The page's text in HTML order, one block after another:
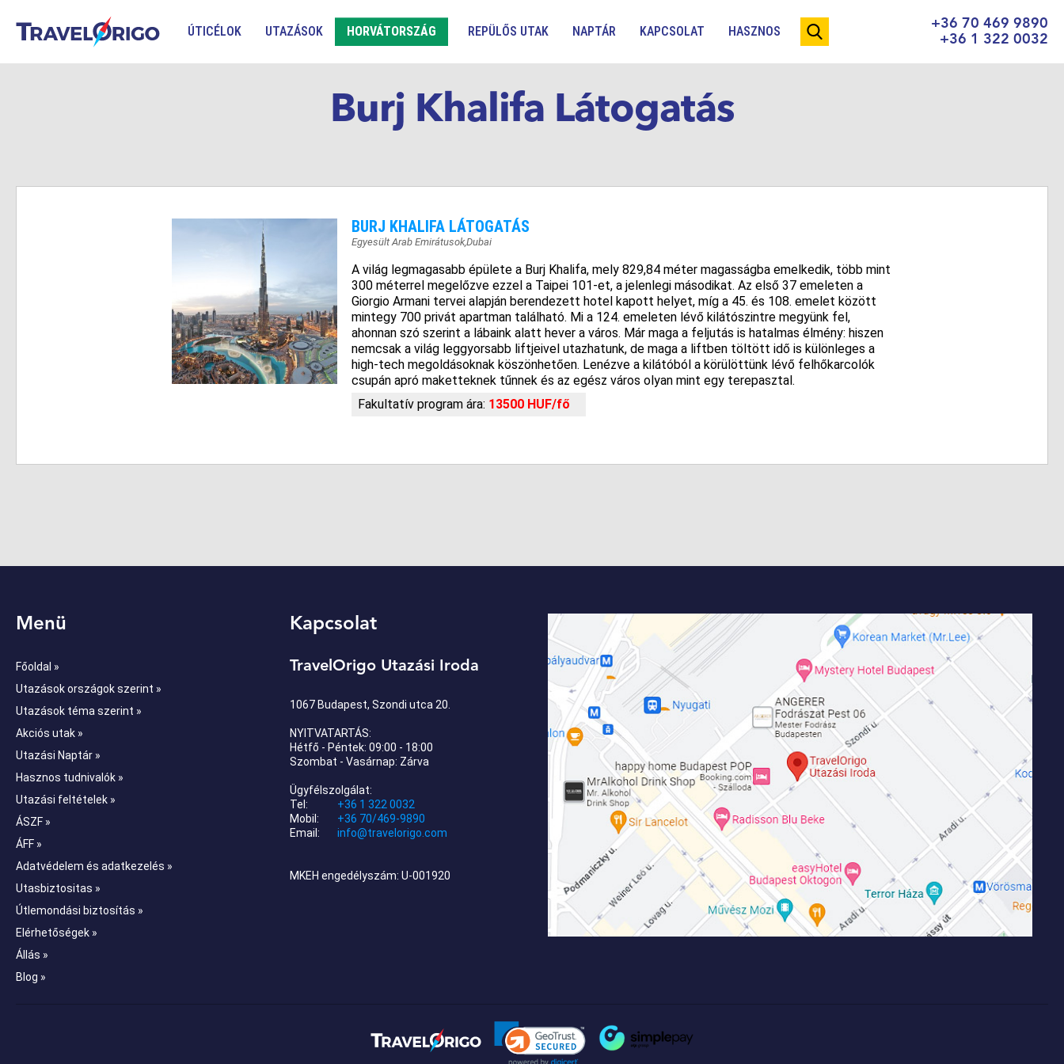
ÚTICÉLOK UTAZÁSOK HORVÁTORSZÁG REPÜLŐS UTAK NAPTÁR KAPCSOLAT HASZNOS
+36 70 469 9890
+36 1 322 0032
Burj Khalifa Látogatás
BURJ KHALIFA LÁTOGATÁS
Egyesült Arab Emirátusok,Dubai
A világ legmagasabb épülete a Burj Khalifa, mely 829,84 méter magasságba emelkedik, több mint
300 méterrel megelőzve ezzel a Taipei 101-et, a jelenlegi másodikat. Az első 37 emeleten a
Giorgio Armani tervei alapján berendezett hotel kapott helyet, míg a 45. és 108. emelet között
mintegy 700 privát apartman található. Mi a 124. emeleten lévő kilátószintre megyünk fel,
ahonnan szó szerint a lábaink alatt hever a város. Már maga a feljutás is hatalmas élmény: hiszen
nemcsak a világ leggyorsabb liftjeivel utazhatunk, de maga a liftben töltött idő is különleges a
high-tech megoldásoknak köszönhetően. Lenézve a kilátóból a körülöttünk lévő felhőkarcolók
csupán apró maketteknek tűnnek és az egész város olyan mint egy terepasztal.
Fakultatív program ára: 13500 HUF/fő
Menü
Főoldal »
Utazások országok szerint »
Utazások téma szerint »
Akciós utak »
Utazási Naptár »
Hasznos tudnivalók »
Utazási feltételek »
ÁSZF »
ÁFF »
Adatvédelem és adatkezelés »
Utasbiztositas »
Útlemondási biztosítás »
Elérhetőségek »
Állás »
Blog »
Kapcsolat
TravelOrigo Utazási Iroda
1067 Budapest, Szondi utca 20.
NYITVATARTÁS:
Hétfő - Péntek: 09:00 - 18:00
Szombat - Vasárnap: Zárva
Ügyfélszolgálat:
Tel:
+36 1 322 0032
Mobil:
+36 70/469-9890
Email:
info@travelorigo.com
MKEH engedélyszám: U-001920